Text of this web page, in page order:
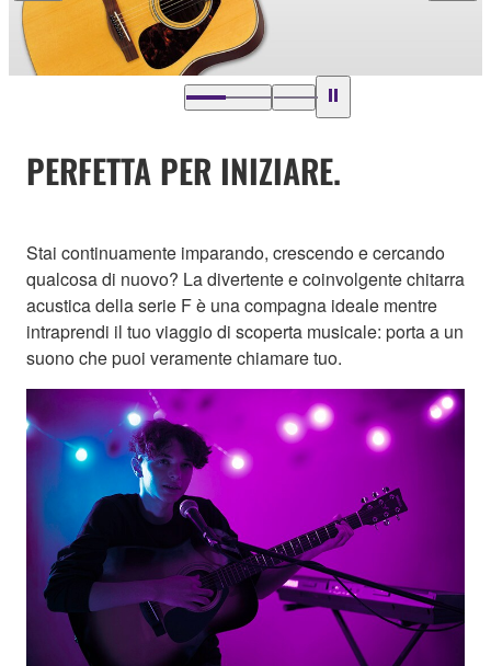
PERFETTA PER INIZIARE.
Stai continuamente imparando, crescendo e cercando
qualcosa di nuovo? La divertente e coinvolgente chitarra
acustica della serie F è una compagna ideale mentre
intraprendi il tuo viaggio di scoperta musicale: porta a un
suono che puoi veramente chiamare tuo.